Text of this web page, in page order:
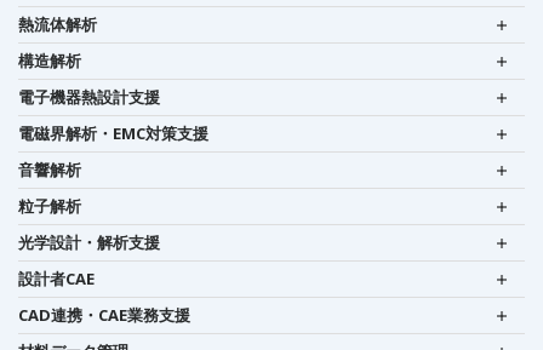
熱流体解析
構造解析
電子機器熱設計支援
電磁界解析・EMC対策支援
音響解析
粒子解析
光学設計・解析支援
設計者CAE
CAD連携・CAE業務支援